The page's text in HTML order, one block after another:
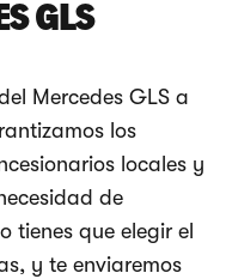
GLS
Mercedes GLS a
los
locales y
de
tienes que elegir el
y te enviaremos